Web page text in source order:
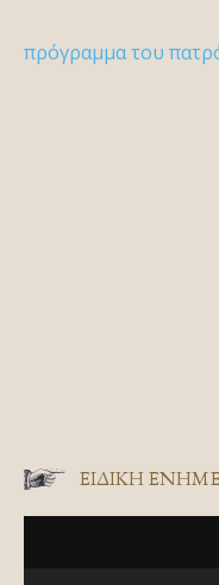
πρόγραμμα του
ΕΙΔΙΚΉ